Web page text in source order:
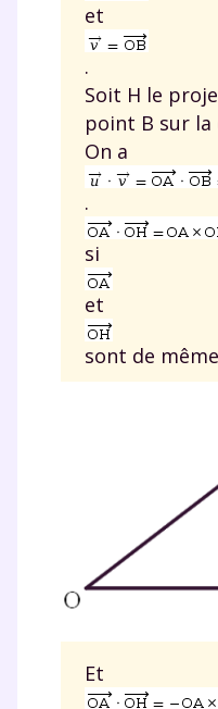
et
.
Soit H le
point B sur
On a
.
si
et
sont de
Et